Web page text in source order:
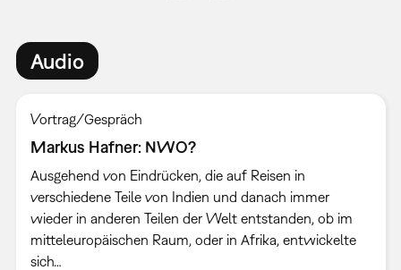
Audio
Vortrag/Gespräch
Markus Hafner: NWO?
Ausgehend von Eindrücken, die auf Reisen in
verschiedene Teile von Indien und danach immer
wieder in anderen Teilen der Welt entstanden, ob im
mitteleuropäischen Raum, oder in Afrika, entwickelte
sich…